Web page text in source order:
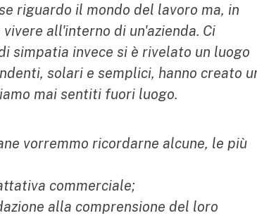
riguardo il mondo del lavoro ma, in
all'interno di un'azienda. Ci
simpatia invece si è rivelato un luogo
solari e semplici, hanno creato
mai sentiti fuori luogo.
vorremmo ricordarne alcune, le più
commerciale;
alla comprensione del loro